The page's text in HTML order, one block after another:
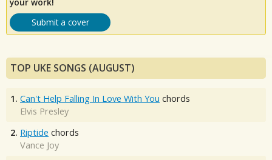
Submit a cover
TOP UKE SONGS (AUGUST)
1. Can't Help Falling In Love With You chords
Elvis Presley
2. Riptide chords
Vance Joy